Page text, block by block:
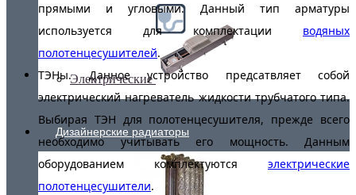
Электрические
Дизайнерские радиаторы
прямыми и угловыми. Данный тип арматуры
используется для комплектации водяных
полотенцесушителей.
ТЭНы. Данное устройство предсатвляет собой
электрический нагреватель жидкости трубчатого типа.
Выбирая ТЭН для полотенцесушителя, прежде всего
необходимо учитывать его мощность. Данным
оборудованием комплектуются электрические
полотенцесушители.